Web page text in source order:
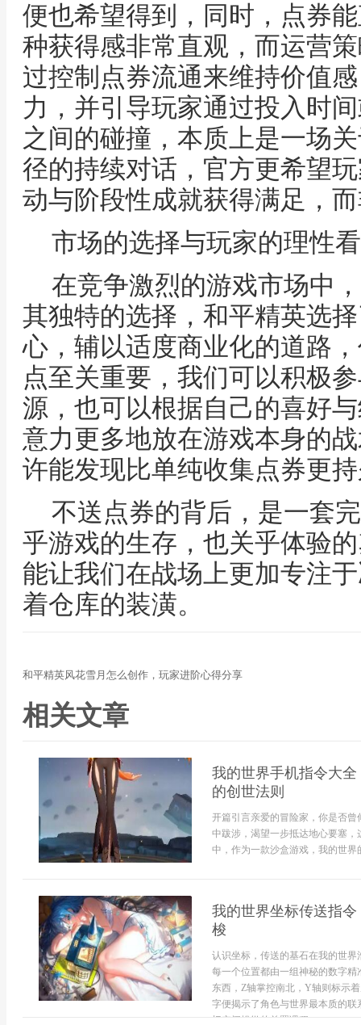
便也希望得到，同时，点券
种获得感非常直观，而运营
过控制点券流通来维持价值
力，并引导玩家通过投入时
之间的碰撞，本质上是一场
径的持续对话，官方更希望
动与阶段性成就获得满足，
市场的选择与玩家的理性
在竞争激烈的游戏市场中
其独特的选择，和平精英选
心，辅以适度商业化的道路
点至关重要，我们可以积极
源，也可以根据自己的喜好
意力更多地放在游戏本身的
许能发现比单纯收集点券更
不送点券的背后，是一套
乎游戏的生存，也关乎体验
能让我们在战场上更加专注
着仓库的装潢。
和平精英风花雪月怎么创作，玩家进阶心得分享
相关文章
我的世界手机指令大
的创世法则
开篇引言亲爱的冒险家，你是否
中跋涉，渴望一步抵达地心要塞
中，作为一款沙盒游戏，我的世
我的世界坐标传送指
梭
认识坐标，传送的基石在我的世
每一个位置都由一组神秘的数字
东西，Z轴掌控南北，Y轴则标示
字便揭示了角色与世界最本质的
切空间操纵的前置课程...